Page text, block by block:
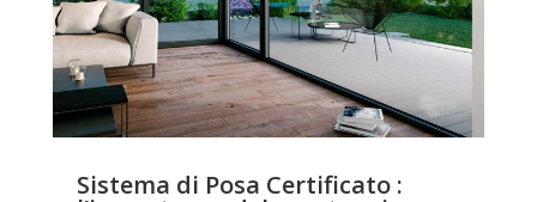
Sistema di Posa Certificato :